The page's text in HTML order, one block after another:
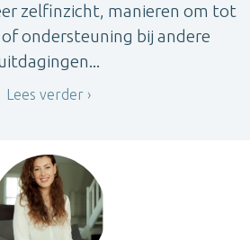
zelfinzicht, manieren om tot
ondersteuning bij andere
Lees verder